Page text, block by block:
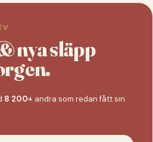
nya släpp
8 200+ andra som redan fått sin